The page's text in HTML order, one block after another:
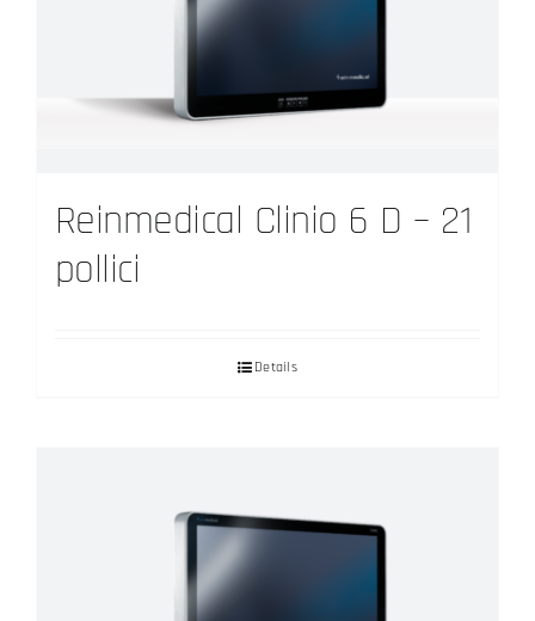
scelte
del
prodotto
Reinmedical Clinio 6 D – 21
pollici
Details